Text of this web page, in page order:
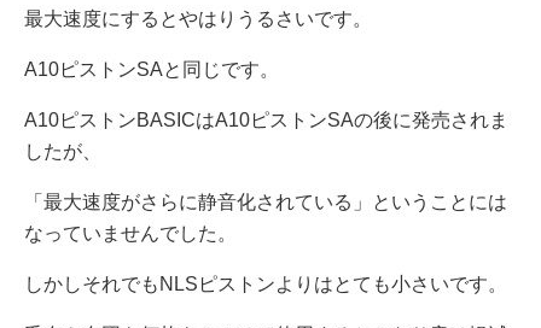
最大速度にするとやはりうるさいです。
A10ピストンSAと同じです。
A10ピストンBASICはA10ピストンSAの後に発売されま
したが、
「最大速度がさらに静音化されている」ということには
なっていませんでした。
しかしそれでもNLSピストンよりはとても小さいです。